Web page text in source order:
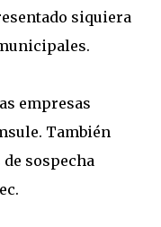
siquiera
empresas
También
sospecha